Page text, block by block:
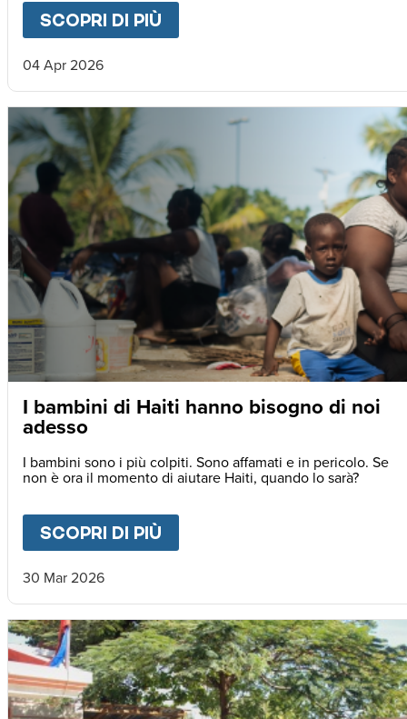
SCOPRI DI PIÙ
04 Apr 2026
I bambini di Haiti hanno bisogno di noi
adesso
I bambini sono i più colpiti. Sono affamati e in pericolo. Se
non è ora il momento di aiutare Haiti, quando lo sarà?
SCOPRI DI PIÙ
30 Mar 2026